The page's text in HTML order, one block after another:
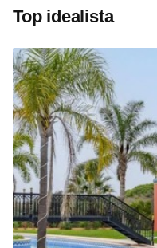
Top idealista